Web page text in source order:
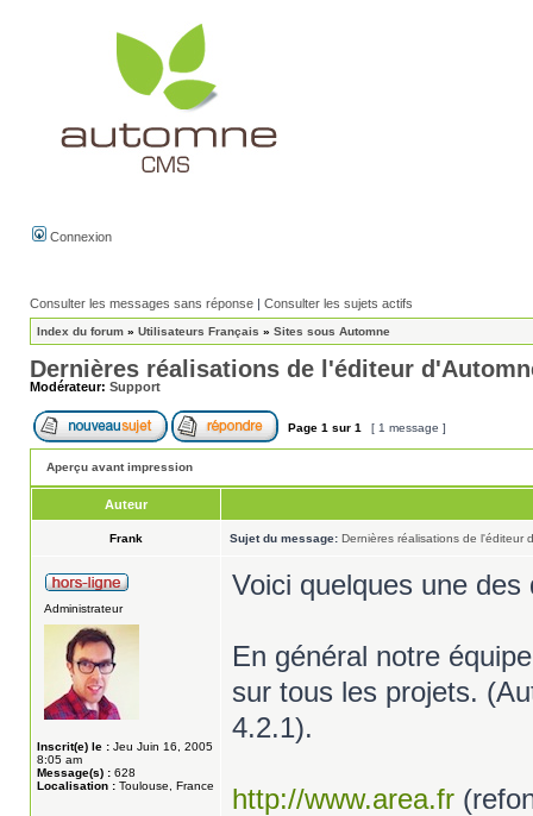
Connexion
Consulter les messages sans réponse | Consulter les sujets actifs
Index du forum » Utilisateurs Français » Sites sous Automne
Dernières réalisations de l'éditeur
Modérateur: Support
Page 1 sur 1 [ 1 message ]
Aperçu avant impression
Auteur
Frank Sujet du message: Dernières réalisations de l'éditeur
Administrateur
Inscrit(e) le : Jeu Juin 16, 2005
8:05 am
Message(s) : 628
Localisation : Toulouse, France
Voici quelques une
En général notre
sur tous les projets.
4.2.1).
http://www.area.fr